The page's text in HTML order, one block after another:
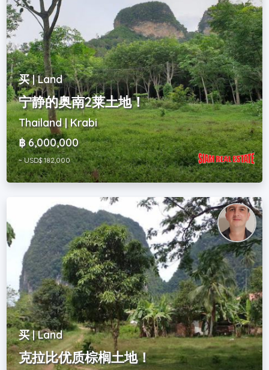
买 | Land
宁静的奥南2莱土地！
Thailand | Krabi
฿ 6,000,000
~ USD$ 182,000
买 | Land
克拉比优质棕榈土地！